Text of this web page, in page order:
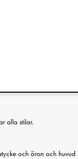
Blinkie trivs
som bara blir mjukare för
säkerhetsstandard
alla stilar.
och öron och